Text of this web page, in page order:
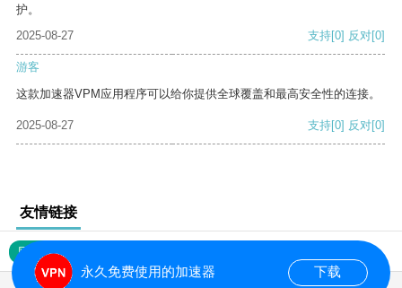
护。
2025-08-27
支持[0] 反对[0]
游客
这款加速器VPM应用程序可以给你提供全球覆盖和最高安全性的连接。
2025-08-27 支持[0] 反对[0]
友情链接
网站地图
永久免费使用的加速器 下载